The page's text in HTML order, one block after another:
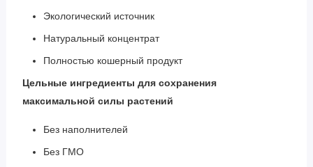
Экологический источник
Натуральный концентрат
Полностью кошерный продукт
Цельные ингредиенты для сохранения
максимальной силы растений
Без наполнителей
Без ГМО